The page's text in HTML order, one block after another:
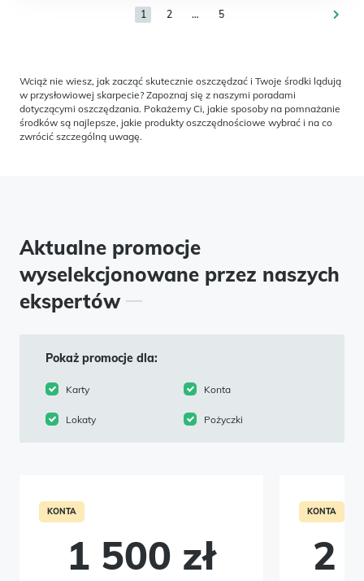
1 2 … 5
Wciąż nie wiesz, jak zacząć skutecznie oszczędzać i Twoje środki lądują
w przysłowiowej skarpecie? Zapoznaj się z naszymi poradami
dotyczącymi oszczędzania. Pokażemy Ci, jakie sposoby na pomnażanie
środków są najlepsze, jakie produkty oszczędnościowe wybrać i na co
zwrócić szczególną uwagę.
Aktualne promocje
wyselekcjonowane przez naszych
ekspertów
Pokaż promocje dla:
Karty Konta
Lokaty Pożyczki
KONTA
1 500 zł
KONTA
2